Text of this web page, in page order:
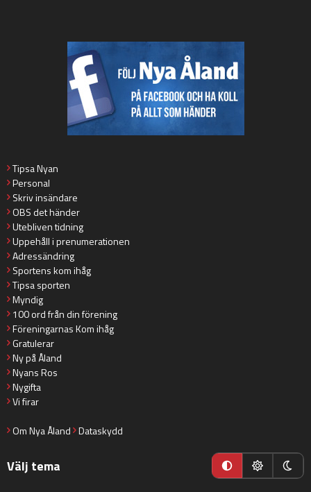
Tipsa Nyan
Personal
Skriv insändare
OBS det händer
Utebliven tidning
Uppehåll i prenumerationen
Adressändring
Sportens kom ihåg
Tipsa sporten
Myndig
100 ord från din förening
Föreningarnas Kom ihåg
Gratulerar
Ny på Åland
Nyans Ros
Nygifta
Vi firar
Om Nya Åland Dataskydd
Välj tema